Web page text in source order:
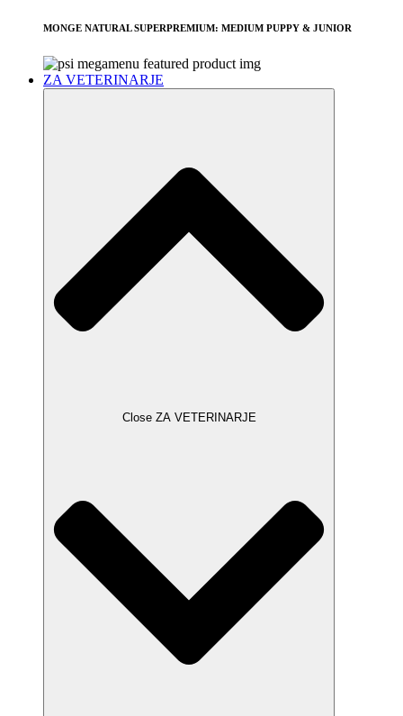
MONGE NATURAL SUPERPREMIUM: MEDIUM PUPPY & JUNIOR
ZA VETERINARJE
Close ZA VETERINARJE